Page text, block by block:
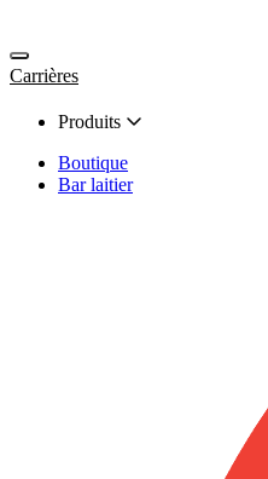
Carrières
Produits
Boutique
Bar laitier